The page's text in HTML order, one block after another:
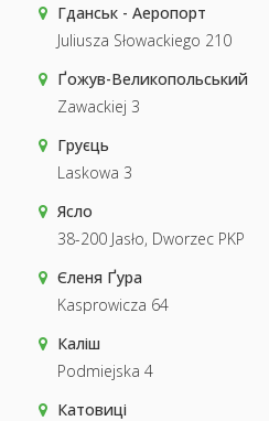
Гданськ - Аеропорт
Juliusza Słowackiego 210
Ґожув-Великопольський
Zawackiej 3
Груєць
Laskowa 3
Ясло
38-200 Jasło, Dworzec PKP
Єленя Ґура
Kasprowicza 64
Каліш
Podmiejska 4
Катовиці